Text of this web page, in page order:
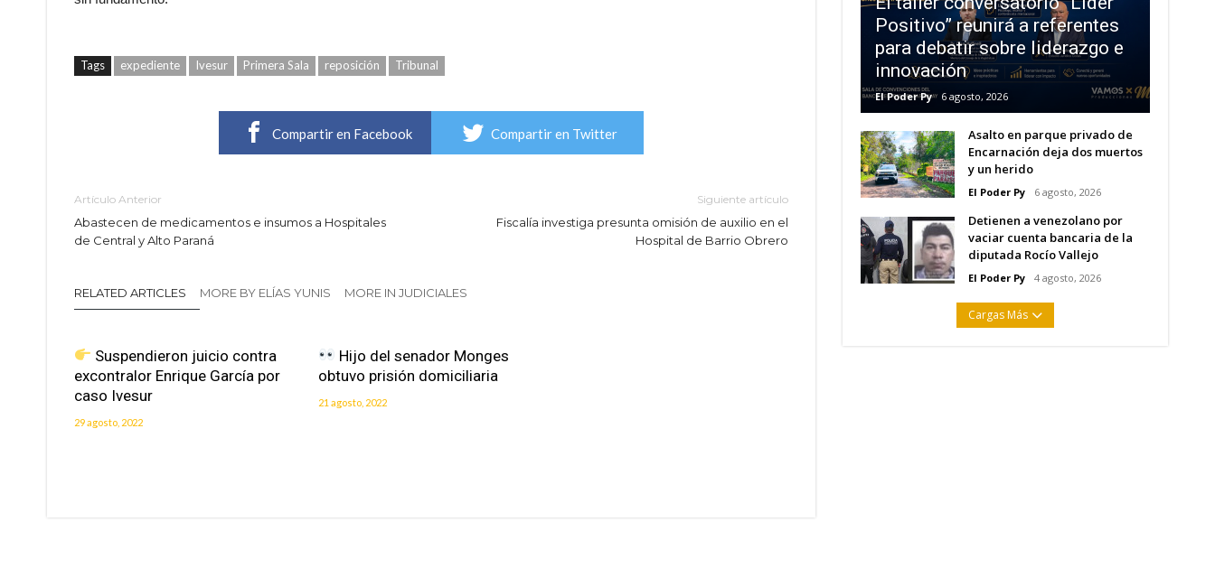
Tags expediente Ivesur Primera Sala reposición Tribunal
Compartir en Facebook Compartir en Twitter
Artículo Anterior
Abastecen de medicamentos e insumos a Hospitales
de Central y Alto Paraná
Siguiente artículo
Fiscalía investiga presunta omisión de auxilio en el
Hospital de Barrio Obrero
RELATED ARTICLES MORE BY ELÍAS YUNIS MORE IN JUDICIALES
Suspendieron juicio contra
excontralor Enrique García por
caso Ivesur
29 agosto, 2022
Hijo del senador Monges
obtuvo prisión domiciliaria
21 agosto, 2022
Positivo” reunirá a referentes
para debatir sobre liderazgo e
innovación
El Poder Py 6 agosto, 2026
Asalto en parque privado de
Encarnación deja dos muertos
y un herido
El Poder Py 6 agosto, 2026
Detienen a venezolano por
vaciar cuenta bancaria de la
diputada Rocío Vallejo
El Poder Py 4 agosto, 2026
Cargas Más